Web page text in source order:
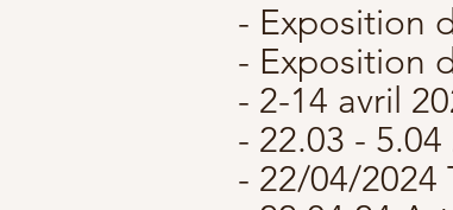
- Exposition
- Exposition
- 2-14 avril
- 22.03 -
- 22/04/2024